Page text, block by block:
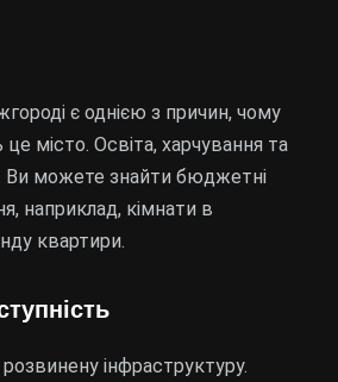
є однією з причин, чому
місто. Освіта, харчування та
Ви можете знайти бюджетні
наприклад, кімнати в
квартири.
інфраструктуру.